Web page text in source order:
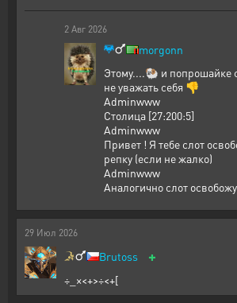
2 Авг 2026
morgonn
Этому....🐏 и попрошайке
не уважать себя 👎
Adminwww
Столица [27:200:5]
Adminwww
Привет ! Я тебе слот
репку (если не жалко)
Adminwww
Аналогично слот
29 Июл 2026
Brutoss +
÷_×<+>÷<+[